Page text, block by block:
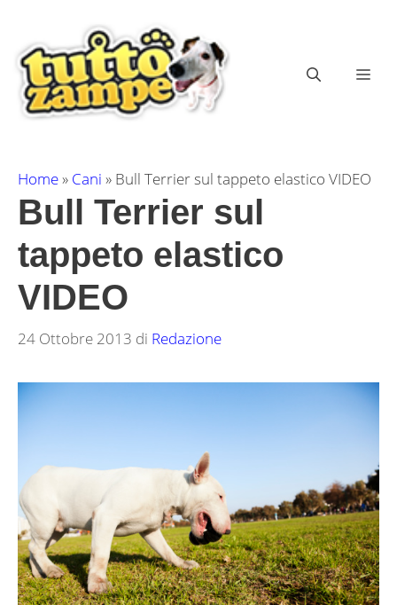
contenuto
Home» Cani » Bull Terrier sul tappeto elastico VIDEO
Bull Terrier sul
tappeto elastico
VIDEO
24 Ottobre 2013 di Redazione